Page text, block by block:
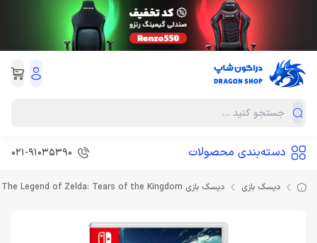
دسته‌بندی محصولات 021-91035390
دیسک بازی دیسک بازی The Legend of Zelda: Tears of the Kingdom برای نینتندو سوییچ